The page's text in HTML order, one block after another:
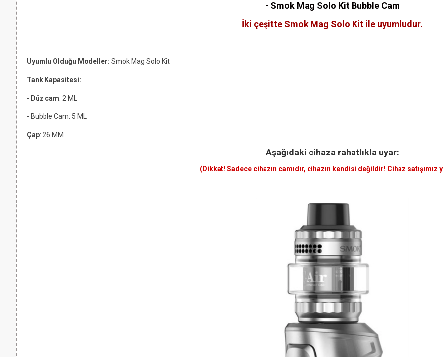
- Smok Mag Solo Kit Bubble Cam
İki çeşitte Smok Mag Solo Kit ile uyumludur.
Uyumlu Olduğu Modeller: Smok Mag Solo Kit
Tank Kapasitesi:
- Düz cam: 2 ML
- Bubble Cam: 5 ML
Çap: 26 MM
Aşağıdaki cihaza rahatlıkla uyar:
(Dikkat! Sadece cihazın camıdır, cihazın kendisi değildir! Cihaz satışımız